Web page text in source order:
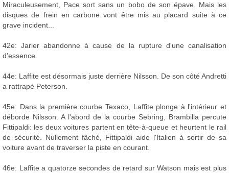
Miraculeusement, Pace sort sans un bobo de son épave. Mais les
disques de frein en carbone vont être mis au placard suite à ce
grave incident...
42e: Jarier abandonne à cause de la rupture d'une canalisation
d'essence.
44e: Laffite est désormais juste derrière Nilsson. De son côté Andretti
a rattrapé Peterson.
45e: Dans la première courbe Texaco, Laffite plonge à l'intérieur et
déborde Nilsson. A l'abord de la courbe Sebring, Brambilla percute
Fittipaldi: les deux voitures partent en tête-à-queue et heurtent le rail
de sécurité. Nullement fâché, Fittipaldi aide l'Italien à sortir de sa
voiture avant de traverser la piste en courant.
46e: Laffite a quatorze secondes de retard sur Watson mais est plus